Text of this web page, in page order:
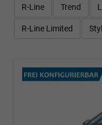
R-Line Trend
R-Line Limited